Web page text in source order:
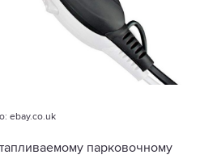
ebay.co.uk
парковочному